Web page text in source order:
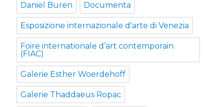
Daniel Buren Documenta
Esposizione internazionale d'arte di Venezia
Foire internationale d’art contemporain
(FIAC)
Galerie Esther Woerdehoff
Galerie Thaddaeus Ropac